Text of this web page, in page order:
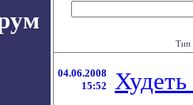
Тип
04.06.2008
15:52